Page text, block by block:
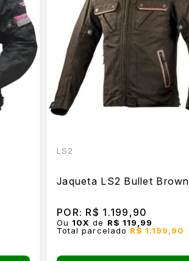
LS2
Jaqueta LS2 Bullet Brown
POR: R$ 1.199,90
Ou10X de R$ 119,99
Total parcelado R$ 1.199,90